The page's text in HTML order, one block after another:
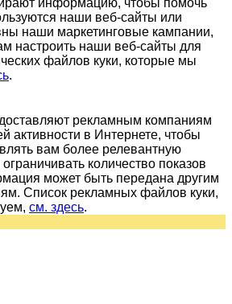
наши веб-сайты или
наши маркетинговые кампании,
настроить наши веб-сайты для
файлов куки, которые мы
.
рекламным компаниям
в Интернете, чтобы
вам более релевантную
количество показов
может быть передана другим
Список рекламных файлов куки,
см. здесь.